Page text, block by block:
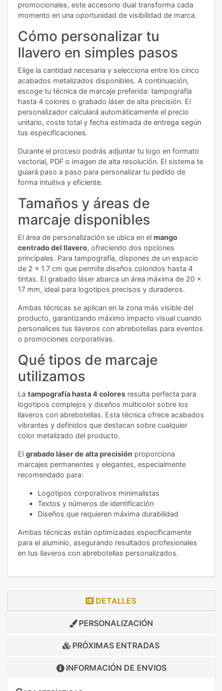
promocionales, este accesorio dual transforma cada
momento en una oportunidad de visibilidad de marca.
Cómo personalizar tu
llavero en simples pasos
Elige la cantidad necesaria y selecciona entre los cinco
acabados metalizados disponibles. A continuación,
escoge tu técnica de marcaje preferida: tampografía
hasta 4 colores o grabado láser de alta precisión. El
personalizador calculará automáticamente el precio
unitario, coste total y fecha estimada de entrega según
tus especificaciones.
Durante el proceso podrás adjuntar tu logo en formato
vectorial, PDF o imagen de alta resolución. El sistema te
guiará paso a paso para personalizar tu pedido de
forma intuitiva y eficiente.
Tamaños y áreas de
marcaje disponibles
El área de personalización se ubica en el mango
centrado del llavero, ofreciendo dos opciones
principales. Para tampografía, dispones de un espacio
de 2 x 1.7 cm que permite diseños coloridos hasta 4
tintas. El grabado láser abarca un área máxima de 20 x
17 mm, ideal para logotipos precisos y duraderos.
Ambas técnicas se aplican en la zona más visible del
producto, garantizando máximo impacto visual cuando
personalices tus llaveros con abrebotellas para eventos
o promociones corporativas.
Qué tipos de marcaje
utilizamos
La tampografía hasta 4 colores resulta perfecta para
logotipos complejos y diseños multicolor sobre los
llaveros con abrebotellas. Esta técnica ofrece acabados
vibrantes y definidos que destacan sobre cualquier
color metalizado del producto.
El grabado láser de alta precisión proporciona
marcajes permanentes y elegantes, especialmente
recomendado para:
Logotipos corporativos minimalistas
Textos y números de identificación
Diseños que requieren máxima durabilidad
Ambas técnicas están optimizadas específicamente
para el aluminio, asegurando resultados profesionales
en tus llaveros con abrebotellas personalizados.
DETALLES
PERSONALIZACIÓN
PRÓXIMAS ENTRADAS
INFORMACIÓN DE ENVIOS